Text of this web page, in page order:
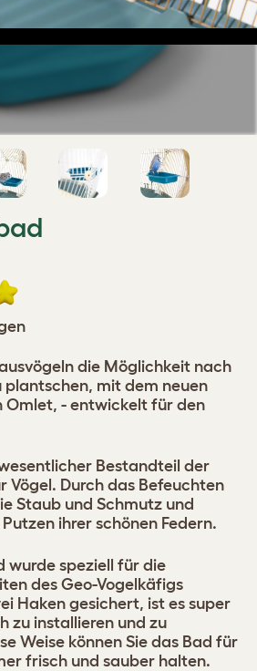
die Möglichkeit nach
plantschen, mit dem neuen
Omlet, - entwickelt für den
Bestandteil der
Durch das Befeuchten
Staub und Schmutz und
ihrer schönen Federn.
wurde speziell für die
des Geo-Vogelkäfigs
Haken gesichert, ist es super
zu installieren und zu
Weise können Sie das Bad für
frisch und sauber halten.